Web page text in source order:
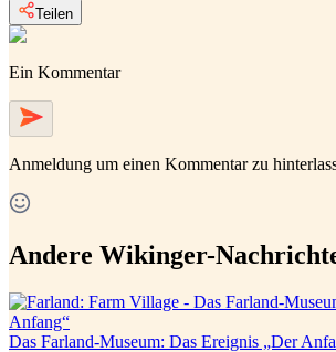
Teilen
Ein Kommentar
Anmeldung um einen Kommentar zu
Andere Wikinger-
Das Farland-Museum: Das Ereignis „Der